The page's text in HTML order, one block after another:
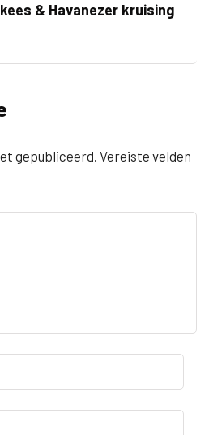
& Havanezer kruising
gepubliceerd. Vereiste velden